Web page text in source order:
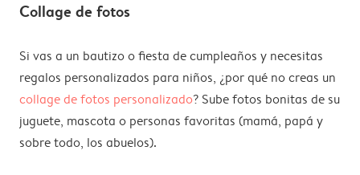
Collage de fotos
Si vas a un bautizo o fiesta de cumpleaños y necesitas
regalos personalizados para niños, ¿por qué no creas un
collage de fotos personalizado? Sube fotos bonitas de su
juguete, mascota o personas favoritas (mamá, papá y
sobre todo, los abuelos).